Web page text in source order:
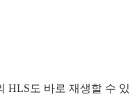
HLS도 바로 재생할 수 있